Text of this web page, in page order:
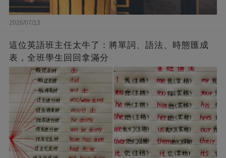
2026/07/13
這位英語班主任太牛了：將單詞、語法、時態匯成
表，全班學生回回拿滿分